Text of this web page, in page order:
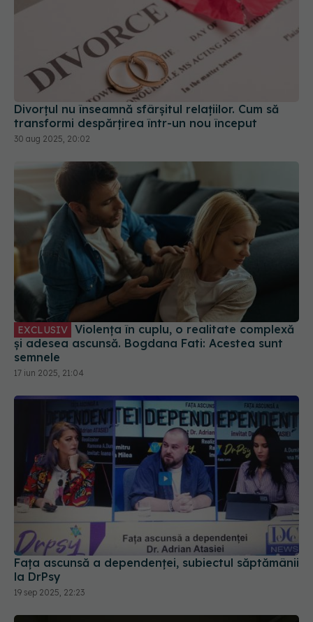
Divorțul nu înseamnă sfârșitul relațiilor. Cum să
transformi despărțirea într-un nou început
30 aug 2025, 20:02
EXCLUSIV
și adesea ascunsă. Bogdana Fati: Acestea sunt
semnele
17 iun 2025, 21:04
Fața ascunsă a dependenței, subiectul săptămânii
la DrPsy
19 sep 2025, 22:23